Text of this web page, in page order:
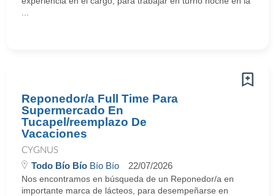
Reponedor/a Full Time Para
Supermercado En
Tucapel/reemplazo De
Vacaciones
CYGNUS
Todo Bío Bío Bío Bío 22/07/2026
Nos encontramos en búsqueda de un Reponedor/a en
importante marca de lácteos, para desempeñarse en